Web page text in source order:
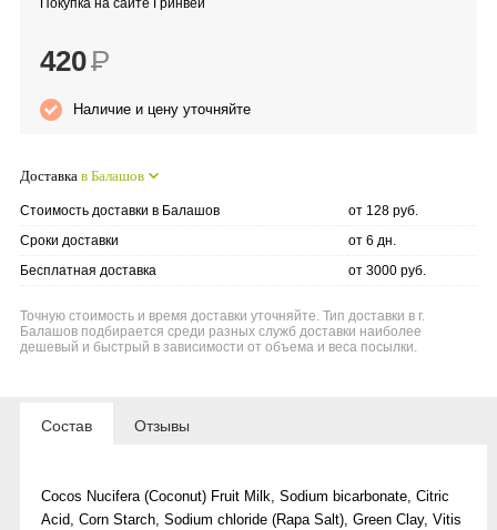
Green Minds
Покупка на сайте Гринвей
420Р
Наличие и цену уточняйте
Доставка в Балашов
Стоимость доставки в Балашов
от 128 руб.
Сроки доставки
от 6 дн.
Бесплатная доставка
от 3000 руб.
Точную стоимость и время доставки уточняйте. Тип доставки в г.
Балашов подбирается среди разных служб доставки наиболее
дешевый и быстрый в зависимости от объема и веса посылки.
Состав Отзывы
Cocos Nucifera (Coconut) Fruit Milk, Sodium bicarbonate, Citric
Acid, Corn Starch, Sodium chloride (Rapa Salt), Green Clay, Vitis